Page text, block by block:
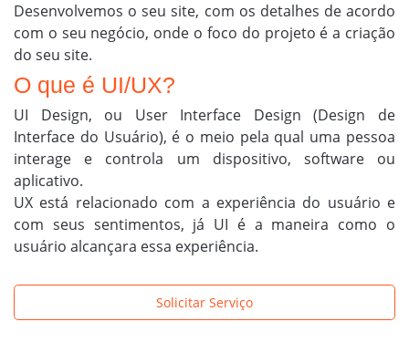
Desenvolvemos o seu site, com os detalhes de acordo
com o seu negócio, onde o foco do projeto é a criação
do seu site.
O que é UI/UX?
UI Design, ou User Interface Design (Design de
Interface do Usuário), é o meio pela qual uma pessoa
interage e controla um dispositivo, software ou
aplicativo.
UX está relacionado com a experiência do usuário e
com seus sentimentos, já UI é a maneira como o
usuário alcançara essa experiência.
Solicitar Serviço